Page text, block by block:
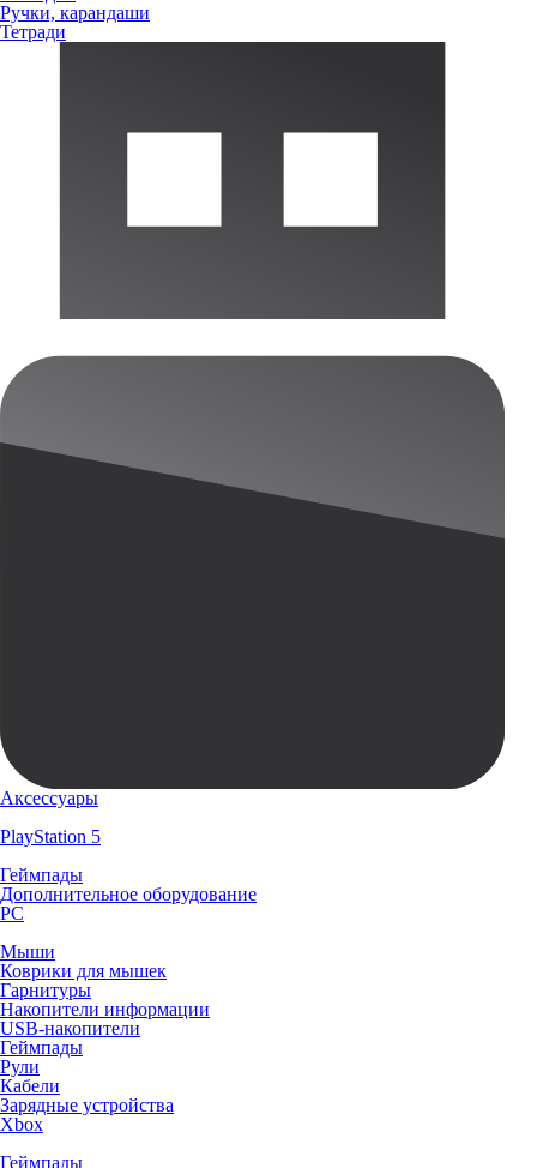
Ручки, карандаши
Тетради
Аксессуары
PlayStation 5
Геймпады
Дополнительное оборудование
PC
Мыши
Коврики для мышек
Гарнитуры
Накопители информации
USB-накопители
Геймпады
Рули
Кабели
Зарядные устройства
Xbox
Геймпады